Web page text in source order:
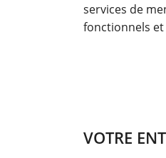
services de
fonctionnels et
VOTRE